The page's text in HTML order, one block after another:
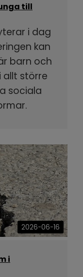
till
i dag
kan
barn och
allt större
sociala
2026-06-16
i